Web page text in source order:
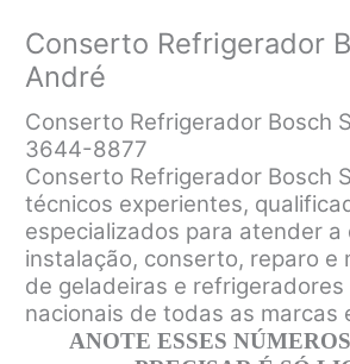
Conserto Refrigerador
André
Conserto Refrigerador Bosch
3644-8877
Conserto Refrigerador Bosch
técnicos experientes,
especializados para atender a
instalação, conserto, reparo e
de geladeiras e
nacionais de todas as marcas
ANOTE ESSES